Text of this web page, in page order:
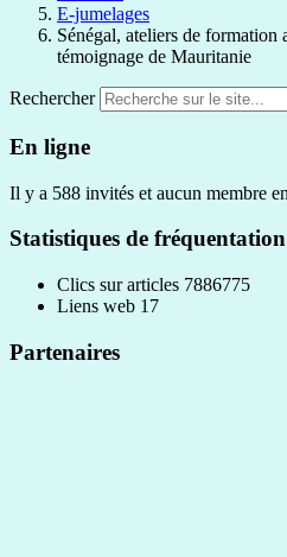
E-jumelages
Sénégal, ateliers de
témoignage de Mauritanie
Rechercher
En ligne
Il y a 588 invités et aucun membre
Statistiques de fréquentation
Clics sur articles 7886775
Liens web 17
Partenaires